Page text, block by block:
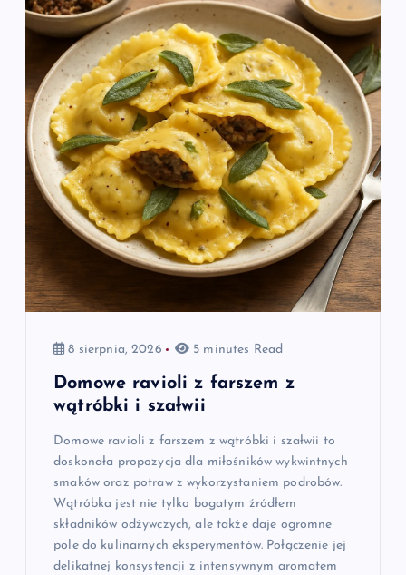
8 sierpnia, 2026 5 minutes Read
Domowe ravioli z farszem z
wątróbki i szałwii
Domowe ravioli z farszem z wątróbki i szałwii to
doskonała propozycja dla miłośników wykwintnych
smaków oraz potraw z wykorzystaniem podrobów.
Wątróbka jest nie tylko bogatym źródłem
składników odżywczych, ale także daje ogromne
pole do kulinarnych eksperymentów. Połączenie jej
delikatnej konsystencji z intensywnym aromatem